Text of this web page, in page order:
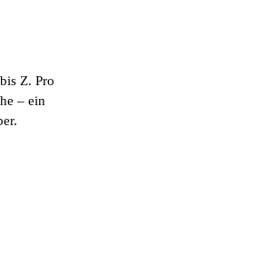
Z. Pro
– ein